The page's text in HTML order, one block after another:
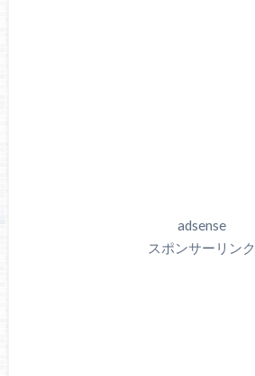
adsense
スポンサーリンク